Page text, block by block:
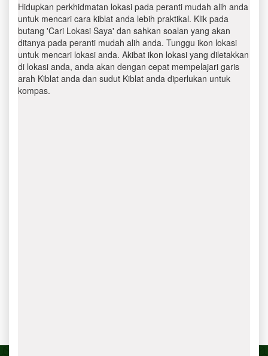
Hidupkan perkhidmatan lokasi pada peranti mudah alih anda
untuk mencari cara kiblat anda lebih praktikal. Klik pada
butang 'Cari Lokasi Saya' dan sahkan soalan yang akan
ditanya pada peranti mudah alih anda. Tunggu ikon lokasi
untuk mencari lokasi anda. Akibat ikon lokasi yang diletakkan
di lokasi anda, anda akan dengan cepat mempelajari garis
arah Kiblat anda dan sudut Kiblat anda diperlukan untuk
kompas.